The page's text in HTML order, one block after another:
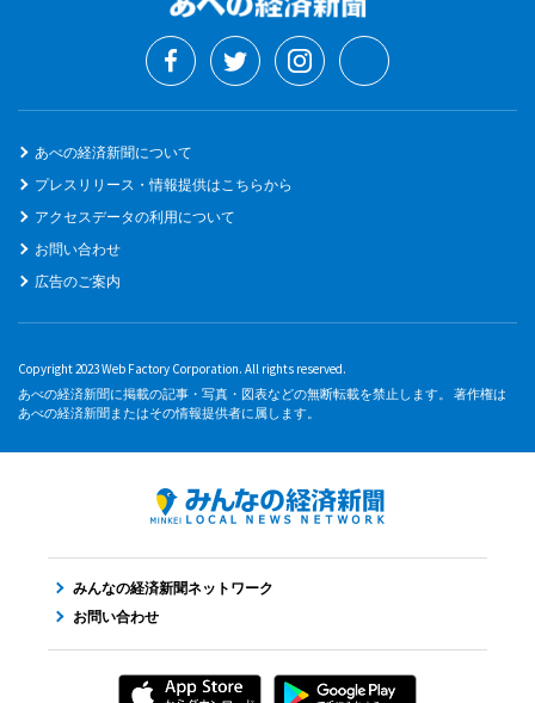
あべの経済新聞について
プレスリリース・情報提供はこちらから
アクセスデータの利用について
お問い合わせ
広告のご案内
Copyright 2023 Web Factory Corporation. All rights reserved.
あべの経済新聞に掲載の記事・写真・図表などの無断転載を禁止します。 著作権は
あべの経済新聞またはその情報提供者に属します。
みんなの経済新聞ネットワーク
お問い合わせ